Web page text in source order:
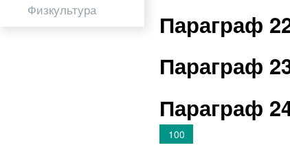
Физкультура
Параграф
Параграф
Параграф
100